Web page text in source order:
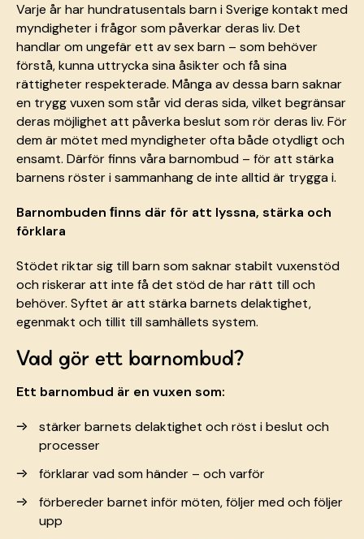
Varje år har hundratusentals barn i Sverige kontakt med
myndigheter i frågor som påverkar deras liv. Det
handlar om ungefär ett av sex barn – som behöver
förstå, kunna uttrycka sina åsikter och få sina
rättigheter respekterade. Många av dessa barn saknar
en trygg vuxen som står vid deras sida, vilket begränsar
deras möjlighet att påverka beslut som rör deras liv. För
dem är mötet med myndigheter ofta både otydligt och
ensamt. Därför finns våra barnombud – för att stärka
barnens röster i sammanhang de inte alltid är trygga i.
Barnombuden ﬁnns där för att lyssna, stärka och
förklara
Stödet riktar sig till barn som saknar stabilt vuxenstöd
och riskerar att inte få det stöd de har rätt till och
behöver. Syftet är att stärka barnets delaktighet,
egenmakt och tillit till samhällets system.
Vad gör ett barnombud?
Ett barnombud är en vuxen som:
stärker barnets delaktighet och röst i beslut och
processer
förklarar vad som händer – och varför
förbereder barnet inför möten, följer med och följer
upp